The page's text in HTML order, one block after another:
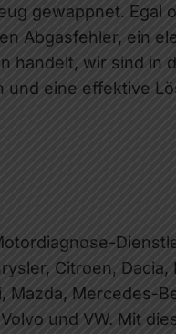
gewappnet. Egal
Abgasfehler, ein
handelt, wir sind in
und eine effektive
Citroen,
Mazda, Mercedes-
und VW. Mit